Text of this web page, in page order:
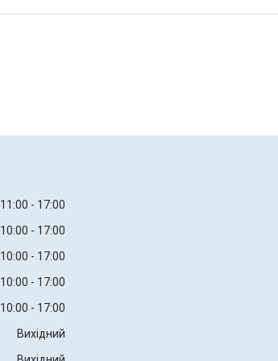
11:00
17:00
10:00
17:00
10:00
17:00
10:00
17:00
10:00
17:00
Вихідний